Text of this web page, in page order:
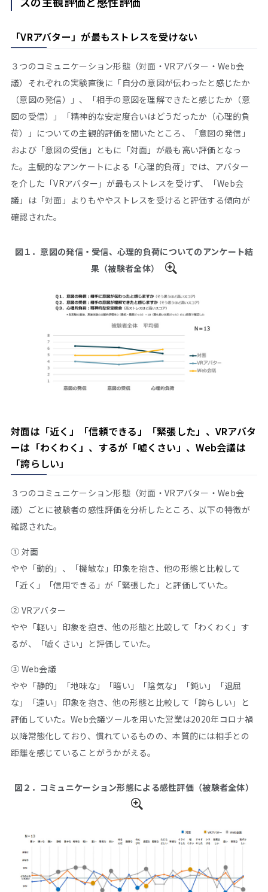
「VRアバター」が最もストレスを受けない
３つのコミュニケーション形態（対面・VRアバター・Web会
議）それぞれの実験直後に「自分の意図が伝わったと感じたか
（意図の発信）」、「相手の意図を理解できたと感じたか（意
図の受信）」「精神的な安定度合いはどうだったか（心理的負
荷）」についての主観的評価を聞いたところ、「意図の発信」
および「意図の受信」ともに「対面」が最も高い評価となっ
た。主観的なアンケートによる「心理的負荷」では、アバター
を介した「VRアバター」が最もストレスを受けず、「Web会
議」は「対面」よりもややストレスを受けると評価する傾向が
確認された。
図１．意図の発信・受信、心理的負荷についてのアンケート結
果（被験者全体）
対面は「近く」「信頼できる」「緊張した」、VRアバタ
ーは「わくわく」、するが「嘘くさい」、Web会議は
「誇らしい」
３つのコミュニケーション形態（対面・VRアバター・Web会
議）ごとに被験者の感性評価を分析したところ、以下の特徴が
確認された。
① 対面
やや「動的」、「機敏な」印象を抱き、他の形態と比較して
「近く」「信用できる」が「緊張した」と評価していた。
② VRアバター
やや「軽い」印象を抱き、他の形態と比較して「わくわく」す
るが、「嘘くさい」と評価していた。
③ Web会議
やや「静的」「地味な」「暗い」「陰気な」「鈍い」「退屈
な」「遠い」印象を抱き、他の形態と比較して「誇らしい」と
評価していた。Web会議ツールを用いた営業は2020年コロナ禍
以降常態化しており、慣れているものの、本質的には相手との
距離を感じていることがうかがえる。
図２．コミュニケーション形態による感性評価（被験者全体）